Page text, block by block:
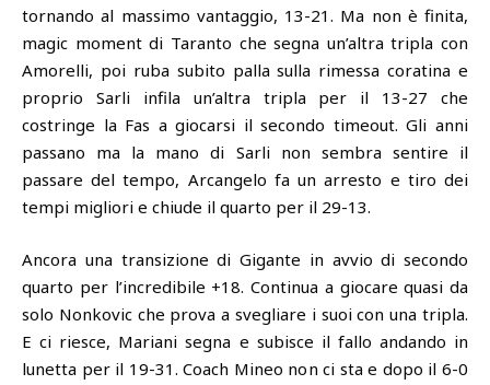
tornando al massimo vantaggio, 13-21. Ma non è finita,
magic moment di Taranto che segna un’altra tripla con
Amorelli, poi ruba subito palla sulla rimessa coratina e
proprio Sarli infila un’altra tripla per il 13-27 che
costringe la Fas a giocarsi il secondo timeout. Gli anni
passano ma la mano di Sarli non sembra sentire il
passare del tempo, Arcangelo fa un arresto e tiro dei
tempi migliori e chiude il quarto per il 29-13.
Ancora una transizione di Gigante in avvio di secondo
quarto per l’incredibile +18. Continua a giocare quasi da
solo Nonkovic che prova a svegliare i suoi con una tripla.
E ci riesce, Mariani segna e subisce il fallo andando in
lunetta per il 19-31. Coach Mineo non ci sta e dopo il 6-0